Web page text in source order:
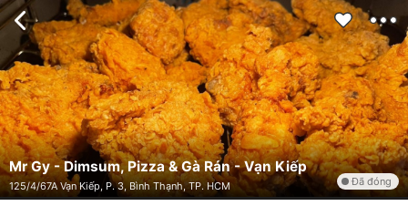
Mr Gy - Dimsum, Pizza & Gà Rán - Vạn Kiếp
125/4/67A Vạn Kiếp, P. 3, Bình Thạnh, TP. HCM Đã đóng